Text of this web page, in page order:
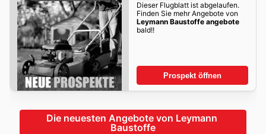
Dieser Flugblatt ist abgelaufen.
Finden Sie mehr Angebote von
Leymann Baustoffe angebote
bald!!
Prospekt öffnen
Die neuesten Angebote von Leymann
Baustoffe